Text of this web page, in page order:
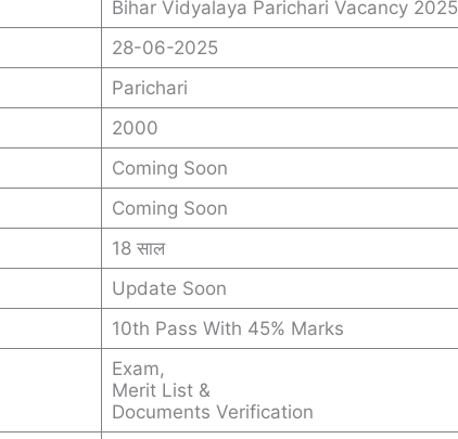
Bihar Vidyalaya Parichari Vacancy 2025
28-06-2025
Parichari
2000
Coming Soon
Coming Soon
18 साल
Update Soon
10th Pass With 45% Marks
Exam,
Merit List &
Documents Verification